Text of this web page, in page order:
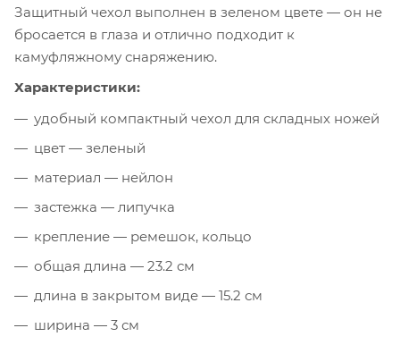
Защитный чехол выполнен в зеленом цвете — он не
бросается в глаза и отлично подходит к
камуфляжному снаряжению.
Характеристики:
удобный компактный чехол для складных ножей
цвет — зеленый
материал — нейлон
застежка — липучка
крепление — ремешок, кольцо
общая длина — 23.2 см
длина в закрытом виде — 15.2 см
ширина — 3 см